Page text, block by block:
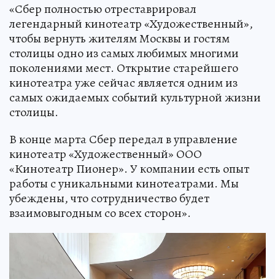
«Сбер полностью отреставрировал
легендарный кинотеатр «Художественный»,
чтобы вернуть жителям Москвы и гостям
столицы одно из самых любимых многими
поколениями мест. Открытие старейшего
кинотеатра уже сейчас является одним из
самых ожидаемых событий культурной жизни
столицы.
В конце марта Сбер передал в управление
кинотеатр «Художественный» ООО
«Кинотеатр Пионер». У компании есть опыт
работы с уникальными кинотеатрами. Мы
убеждены, что сотрудничество будет
взаимовыгодным со всех сторон».